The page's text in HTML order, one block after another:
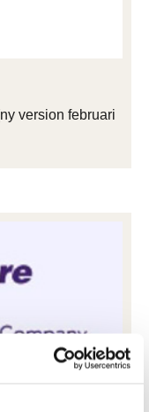
version februari